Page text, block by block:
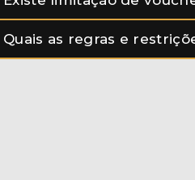
Quais as regras e